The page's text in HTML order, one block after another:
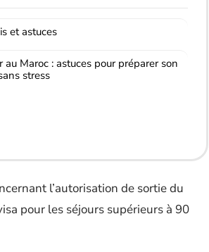
et astuces
au Maroc : astuces pour préparer son
stress
l’autorisation de sortie du
pour les séjours supérieurs à 90